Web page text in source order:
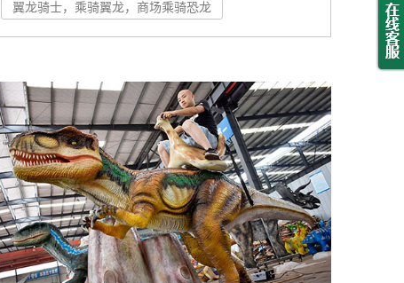
物演化支。 生存于晚三叠纪到白垩纪末，约2亿1000万年前
到6500万年前。翼龙类是第一种飞行的脊椎动物，翼龙的翼
种有大幅缩短的尾巴，而且缺乏牙齿。翼龙类的体型有非常
大的差距，从小如鸟类的森林翼龙，到地球上曾出现的最大
型飞行生物，例如风神翼龙与哈特兹哥翼龙，翼展超过12
米，牙齿有10厘米长，有巨大的尖嘴。
翼龙骑士，乘骑翼龙，商场乘骑恐龙